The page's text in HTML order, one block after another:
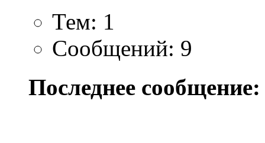
Тем: 1
Сообщений: 9
Последнее сообщение: